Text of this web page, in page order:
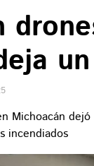
Michoacán
incendiados